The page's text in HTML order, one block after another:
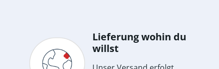
Lieferung wohin du
willst